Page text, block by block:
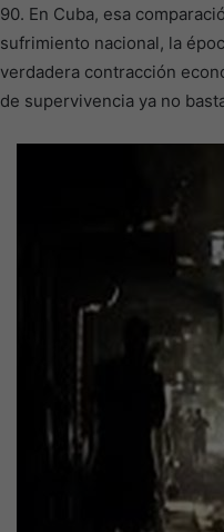
90. En Cuba, esa
sufrimiento nacional, la
verdadera contracción
de supervivencia ya no